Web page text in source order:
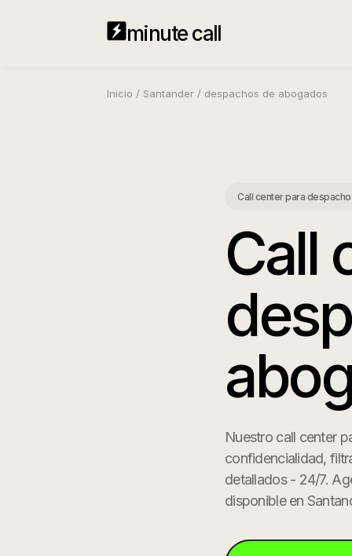
minute call
Inicio / Santander / despachos de abogados
Call center para
Call
Nuestro call center
confidencialidad,
detallados - 24/7.
disponible en